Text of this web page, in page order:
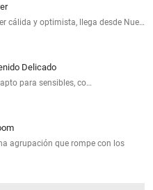
cálida y optimista, llega desde Nue…
Delicado
para sensibles, co…
agrupación que rompe con los